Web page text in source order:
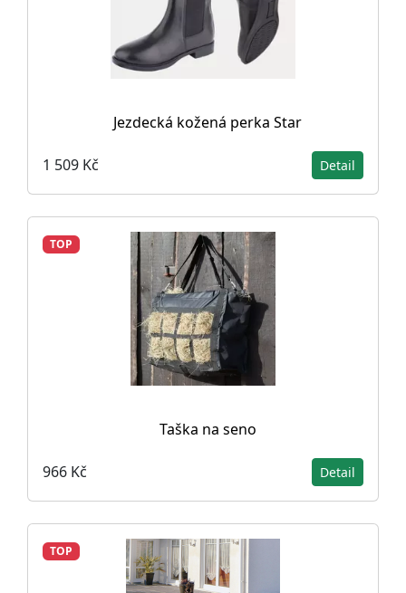
Jezdecká kožená perka Star
1 509 Kč Detail
TOP
Taška na seno
966 Kč Detail
TOP